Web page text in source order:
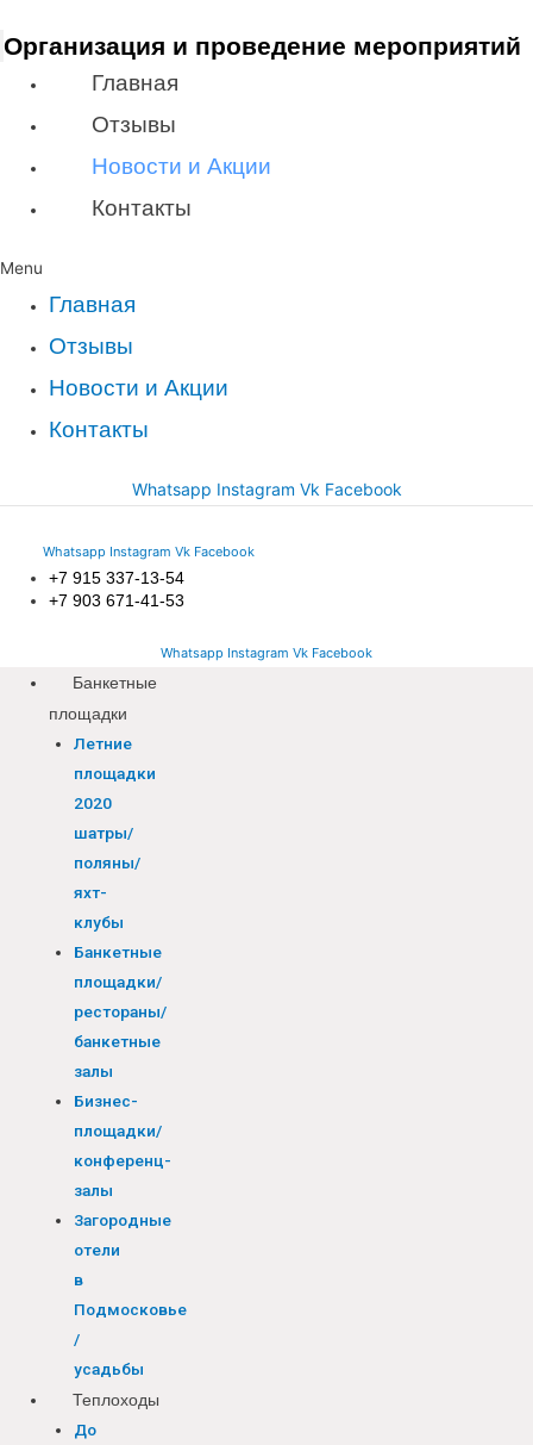
Организация и проведение мероприятий
Главная
Отзывы
Новости и Акции
Контакты
Menu
Главная
Отзывы
Новости и Акции
Контакты
Whatsapp Instagram Vk Facebook
Whatsapp Instagram Vk Facebook
+7 915 337-13-54
+7 903 671-41-53
Whatsapp Instagram Vk Facebook
Банкетные
площадки
Летние
площадки
2020
шатры/
поляны/
яхт-
клубы
Банкетные
площадки/
рестораны/
банкетные
залы
Бизнес-
площадки/
конференц-
залы
Загородные
отели
в
Подмосковье
/
усадьбы
Теплоходы
До